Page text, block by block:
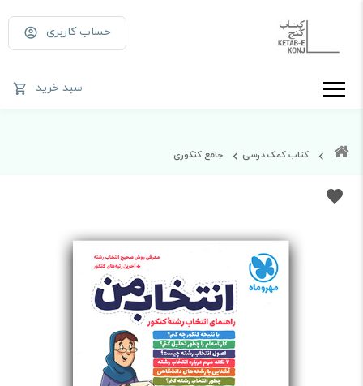
حساب کاربری
سبد خرید
کتاب کمک درسی جامع کنکوری